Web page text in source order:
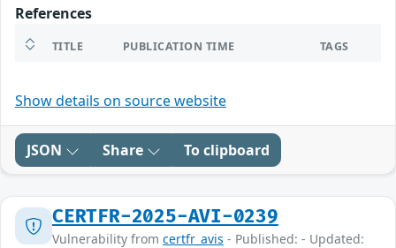
References
TITLE PUBLICATION TIME TAGS
Show details on source website
JSON Share To clipboard
CERTFR-2025-AVI-0239
Vulnerability from certfr_avis - Published: - Updated: